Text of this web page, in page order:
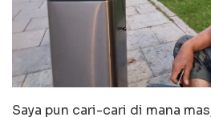
Saya pun cari-cari di mana